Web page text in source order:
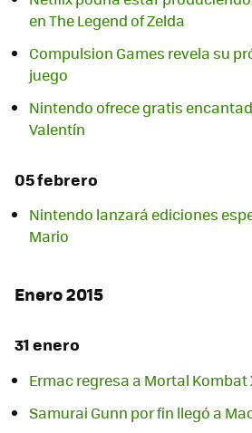
en The Legend of Zelda
Compulsion Games revela su
juego
Nintendo ofrece gratis
Valentín
05 febrero
Nintendo lanzará ediciones
Mario
Enero 2015
31 enero